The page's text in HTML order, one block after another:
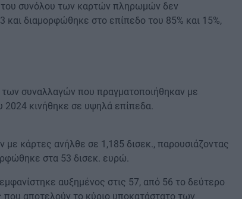
συνόλου των καρτών πληρωμών δεν
διαμορφώθηκε στο επίπεδο του 85% και 15%,
των συναλλαγών που πραγματοποιήθηκαν με
κινήθηκε σε υψηλά επίπεδα.
κάρτες ανήλθε σε 1,185 δισεκ., παρουσιάζοντας
στα 53 δισεκ. ευρώ.
αυξημένος στις 57, από 56 το δεύτερο
αποτελούν το κύριο υποκατάστατο των